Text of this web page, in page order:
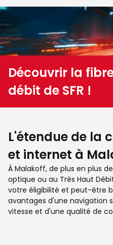
Découvrir la
débit de SFR !
L'étendue de la
et internet à
À Malakoff, de plus en plus
optique ou au Très Haut
votre éligibilité et peut-être
avantages d'une navigation
vitesse et d'une qualité de